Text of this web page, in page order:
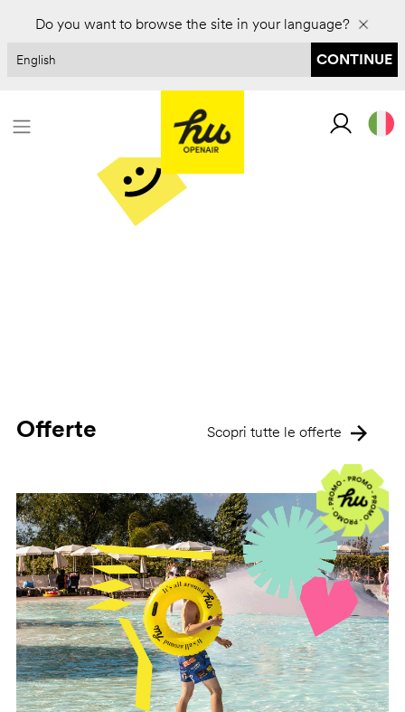
Do you want to browse the site in your language?
CONTINUE
Offerte Scopri tutte le offerte